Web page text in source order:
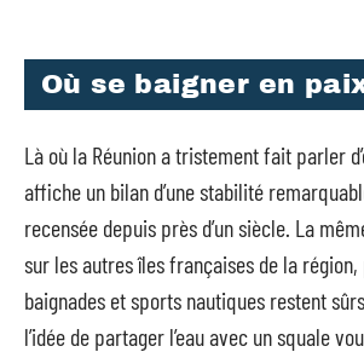
Où se baigner en
Là où la Réunion a tristement fait parler
affiche un bilan d’une stabilité
recensée depuis près d’un siècle. La
sur les autres îles françaises de la
baignades et sports nautiques restent
l’idée de partager l’eau avec un squale